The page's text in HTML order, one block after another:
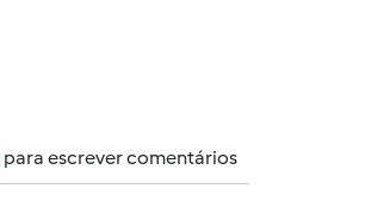
para escrever comentários